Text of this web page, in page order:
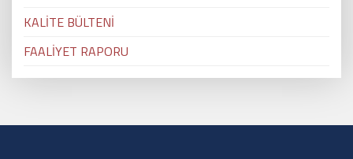
KALİTE BÜLTENİ
FAALİYET RAPORU